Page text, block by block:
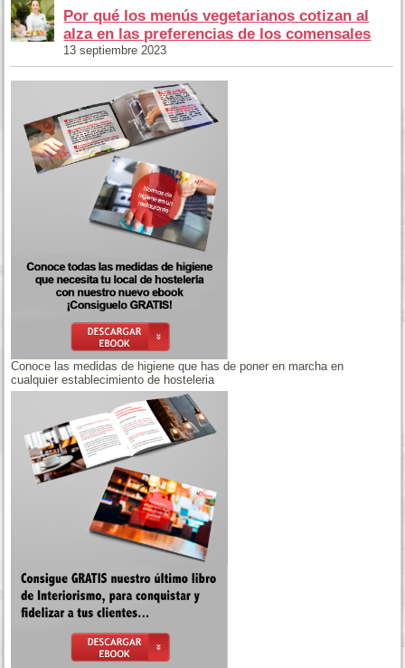
Por qué los menús vegetarianos cotizan al
alza en las preferencias de los comensales
13 septiembre 2023
Conoce las medidas de higiene que has de poner en marcha en
cualquier establecimiento de hosteleria